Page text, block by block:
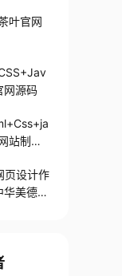
叶官网
网源码
站制
设计作
美德6